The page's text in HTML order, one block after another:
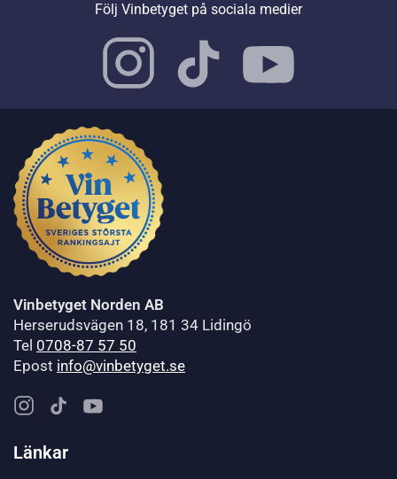
Följ Vinbetyget på sociala medier
Vinbetyget Norden AB
Herserudsvägen 18, 181 34 Lidingö
Tel 0708-87 57 50
Epost info@vinbetyget.se
Länkar